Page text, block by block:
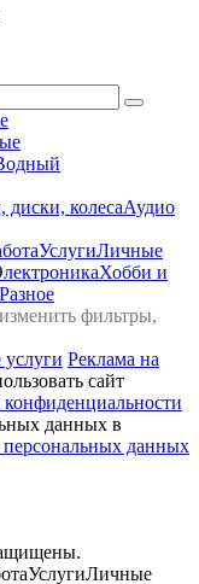
колесаАудио
УслугиЛичные
Хобби и
Разное
фильтры,
Реклама на
сайт
данных в
персональных данных
УслугиЛичные